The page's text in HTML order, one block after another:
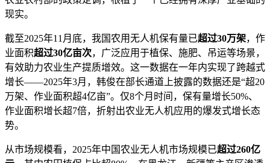
现实。
截至2025年11月底，我国农用无人机保有量已超过30万架，作
业面积超过30亿亩次，广泛应用于植保、施肥、吊运等场景，
有效助力农业生产提质增效。这一数据在一年内实现了跨越式
增长——2025年3月，韩俊在部长通道上披露的数据还是“超20
万架、作业面积超4亿亩”。仅8个月时间，保有量增长50%、
作业面积增长超7倍，折射出农业无人机应用的爆发式增长态
势。
从市场规模看，2025年中国农业无人机市场规模已超过260亿